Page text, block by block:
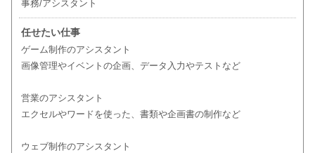
事務/アシスタント
任せたい仕事
ゲーム制作のアシスタント
画像管理やイベントの企画、データ入力やテストなど
営業のアシスタント
エクセルやワードを使った、書類や企画書の制作など
ウェブ制作のアシスタント